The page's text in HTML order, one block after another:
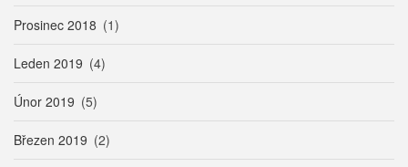
Prosinec 2018 (1)
Leden 2019 (4)
Únor 2019 (5)
Březen 2019 (2)